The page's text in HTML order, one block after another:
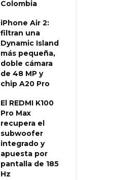
Colombia
iPhone Air 2:
filtran una
Dynamic Island
más pequeña,
doble cámara
de 48 MP y
chip A20 Pro
El REDMI K100
Pro Max
recupera el
subwoofer
integrado y
apuesta por
pantalla de 185
Hz